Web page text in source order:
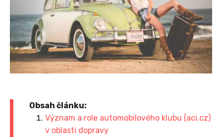
Obsah článku:
Význam a role automobilového klubu (aci.cz)
v oblasti dopravy